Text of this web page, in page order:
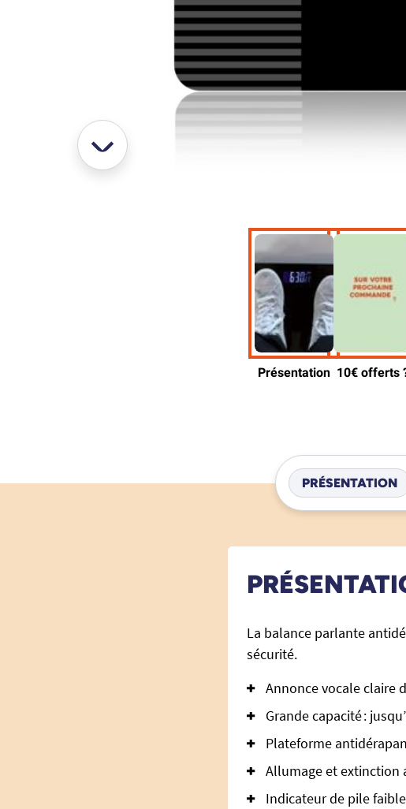
PRÉSENTATION
La balance parlante
sécurité.
Annonce vocale claire
Grande capacité :
Plateforme
Allumage et extinction
Indicateur de pile